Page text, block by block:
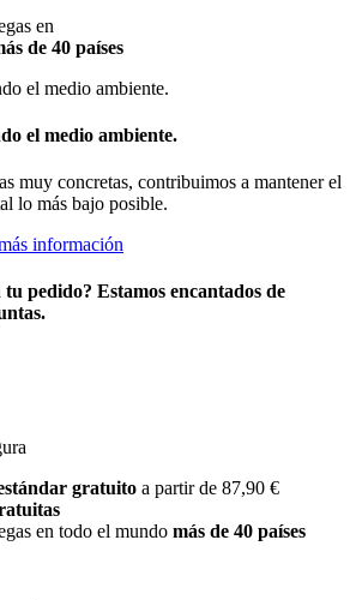
en
de 40 países
el medio ambiente.
muy concretas, contribuimos a mantener el
lo más bajo posible.
información
tu pedido? Estamos encantados de
gratuito a partir de 87,90 €
en todo el mundo más de 40 países